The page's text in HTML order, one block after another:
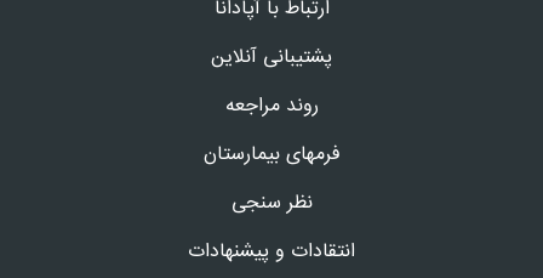
ارتباط با آپادانا
پشتیبانی آنلاین
روند مراجعه
فرمهای بیمارستان
نظر سنجی
انتقادات و پیشنهادات